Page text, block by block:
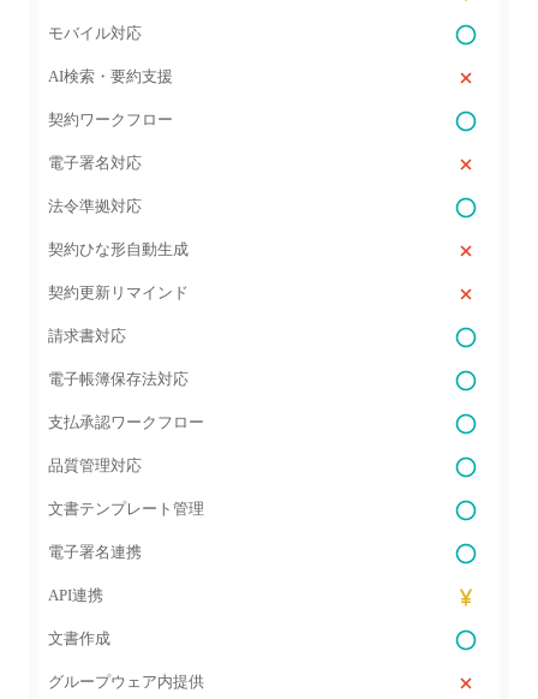
モバイル対応
AI検索・要約支援
契約ワークフロー
電子署名対応
法令準拠対応
契約ひな形自動生成
契約更新リマインド
請求書対応
電子帳簿保存法対応
支払承認ワークフロー
品質管理対応
文書テンプレート管理
電子署名連携
API連携
文書作成
グループウェア内提供